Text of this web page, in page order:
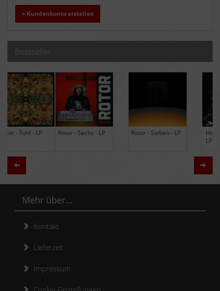
» Kundenkonto erstellen
Bestseller
Rotor - Sechs - LP Rotor - Sieben - LP
Hodja - The Band -
LP (Limited Edition
Zurück
Mehr über...
Kontakt
Lieferzeit
Impressum